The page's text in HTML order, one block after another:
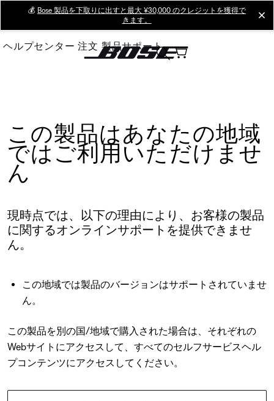
Main
💰 Bose 製品を下取りに出すと最大 ¥30,000 のクレジットを獲得で
きます。
ヘルプセンター 注文 製品サポート
この製品はあなたの地域
ではご利用いただけませ
ん
現時点では、以下の理由により、お客様の製品
に関するオンラインサポートを提供できませ
ん。
この地域では製品のバージョンはサポートされていませ
ん。
この製品を別の国/地域で購入された場合は、それぞれの
Webサイトにアクセスして、すべてのセルフサービスヘル
プコンテンツにアクセスしてください。